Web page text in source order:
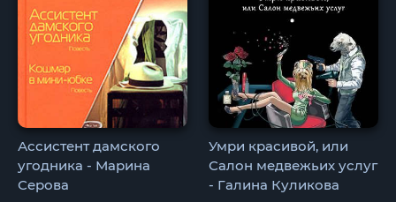
Ассистент дамского
угодника - Марина
Серова
Умри красивой, или
Салон медвежьих услуг
- Галина Куликова